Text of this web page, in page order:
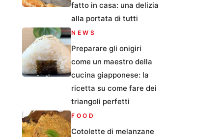
fatto in casa: una delizia
alla portata di tutti
NEWS
Preparare gli onigiri
come un maestro della
cucina giapponese: la
ricetta su come fare dei
triangoli perfetti
FOOD
Cotolette di melanzane